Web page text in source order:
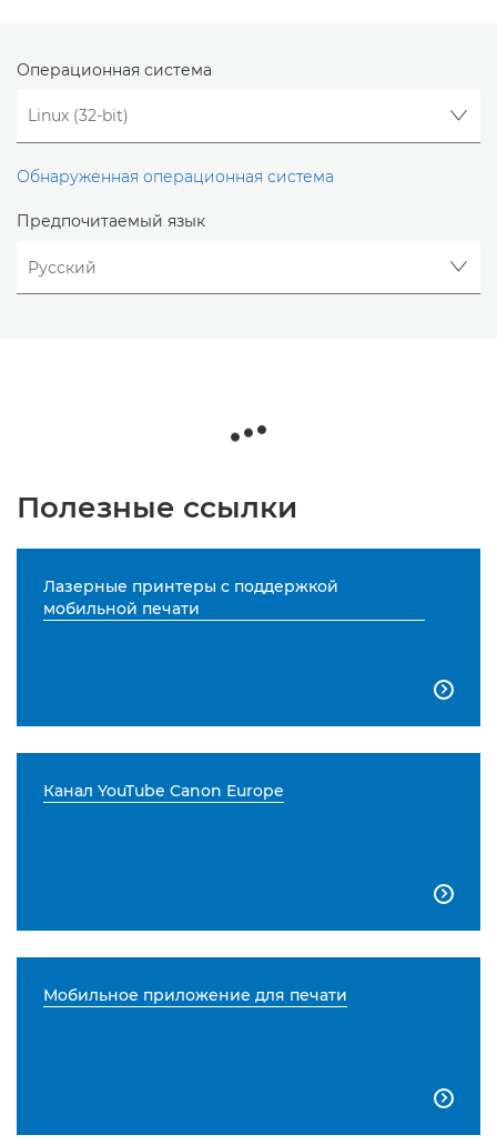
Операционная система
Обнаруженная операционная система
Предпочитаемый язык
Полезные ссылки
Лазерные принтеры с поддержкой
мобильной печати

Канал YouTube Canon Europe

Мобильное приложение для печати
